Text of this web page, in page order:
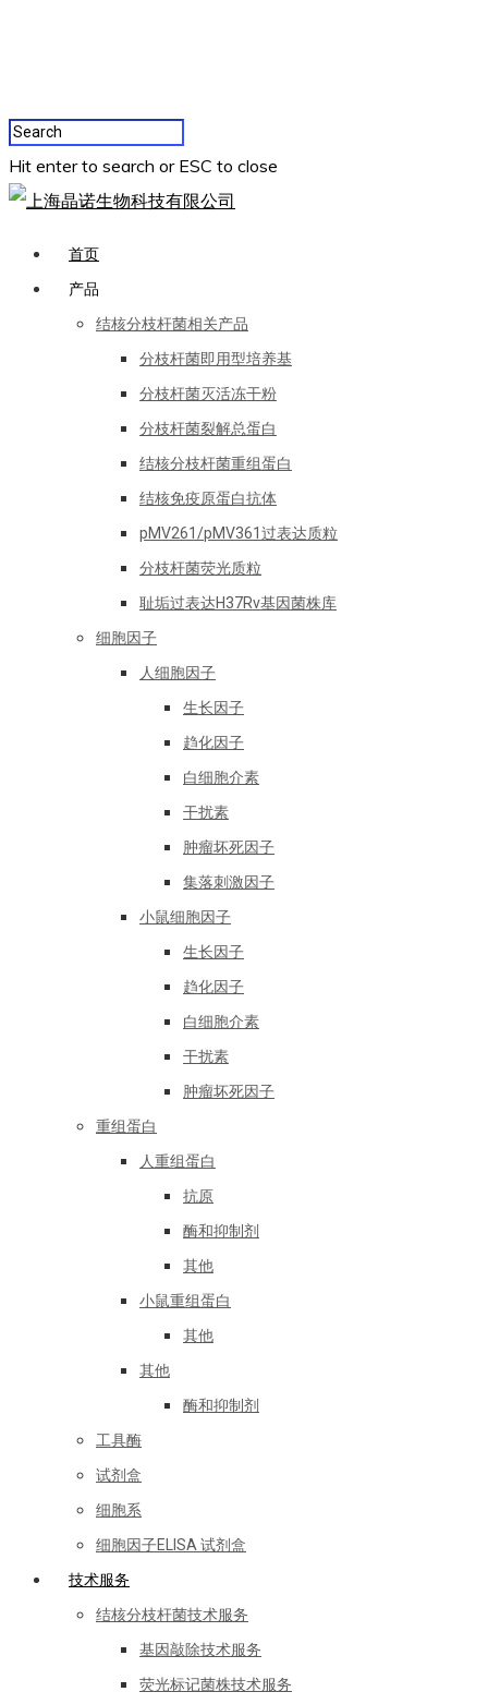
Hit enter to search or ESC to close
首页
产品
结核分枝杆菌相关产品
分枝杆菌即用型培养基
分枝杆菌灭活冻干粉
分枝杆菌裂解总蛋白
结核分枝杆菌重组蛋白
结核免疫原蛋白抗体
pMV261/pMV361过表达质粒
分枝杆菌荧光质粒
耻垢过表达H37Rv基因菌株库
细胞因子
人细胞因子
生长因子
趋化因子
白细胞介素
干扰素
肿瘤坏死因子
集落刺激因子
小鼠细胞因子
生长因子
趋化因子
白细胞介素
干扰素
肿瘤坏死因子
重组蛋白
人重组蛋白
抗原
酶和抑制剂
其他
小鼠重组蛋白
其他
其他
酶和抑制剂
工具酶
试剂盒
细胞系
细胞因子ELISA 试剂盒
技术服务
结核分枝杆菌技术服务
基因敲除技术服务
荧光标记菌株技术服务